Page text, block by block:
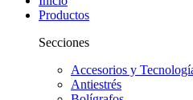
Productos
Secciones
Accesorios y
Antiestrés